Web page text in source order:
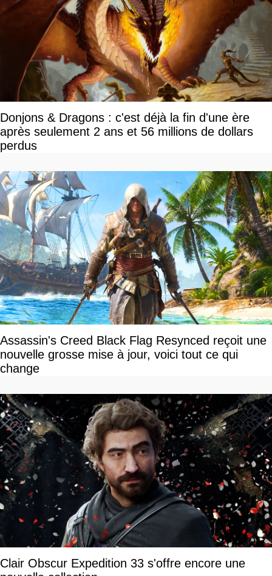
Donjons & Dragons : c'est déjà la fin d'une ère
après seulement 2 ans et 56 millions de dollars
perdus
Assassin's Creed Black Flag Resynced reçoit une
nouvelle grosse mise à jour, voici tout ce qui
change
Clair Obscur Expedition 33 s'offre encore une